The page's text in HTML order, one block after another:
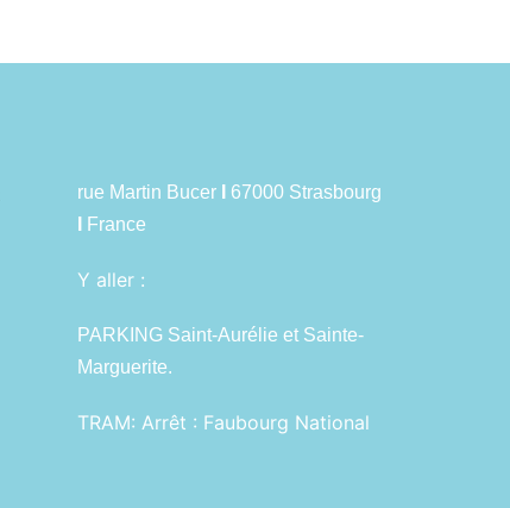
rue Martin Bucer
67000 Strasbourg
France
Y aller :
PARKING Saint-Aurélie et Sainte-
Marguerite.
TRAM: Arrêt : Faubourg National